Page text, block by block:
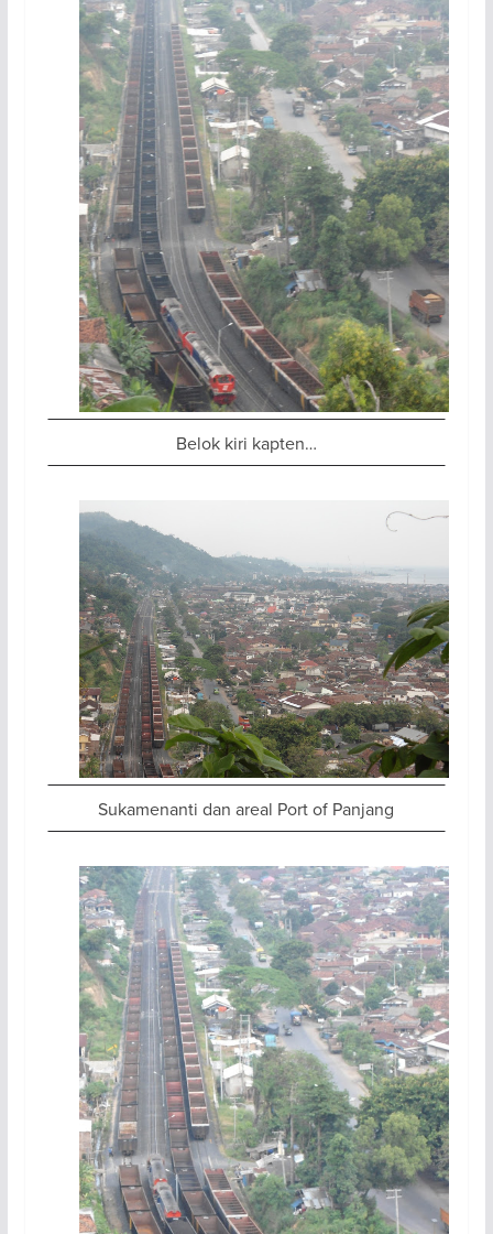
Belok kiri kapten…
Sukamenanti dan areal Port of Panjang